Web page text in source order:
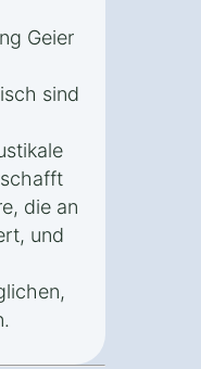
Geier
sind
die an
und